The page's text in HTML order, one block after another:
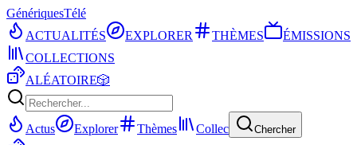
GénériquesTélé
ACTUALITÉS
EXPLORER THÈMES
ÉMISSIONS
COLLECTIONS
ALÉATOIRE🎲
Actus Explorer Thèmes Collec Chercher